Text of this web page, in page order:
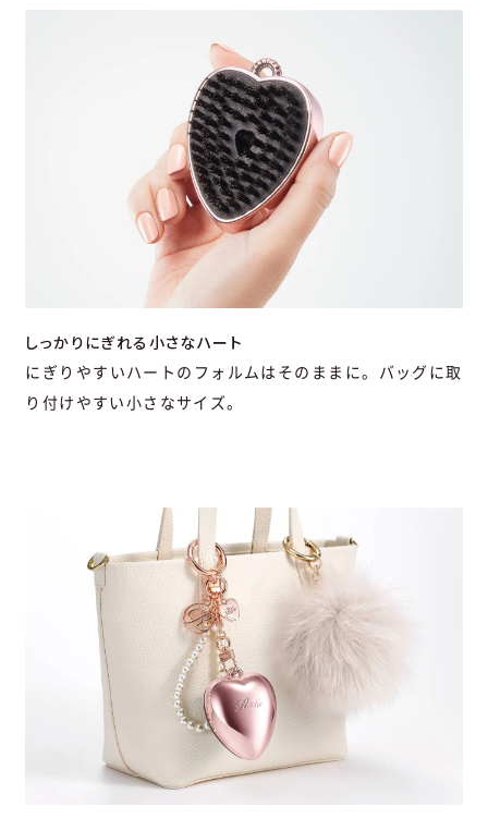
しっかりにぎれる小さなハート
にぎりやすいハートのフォルムはそのままに。バッグに取
り付けやすい小さなサイズ。